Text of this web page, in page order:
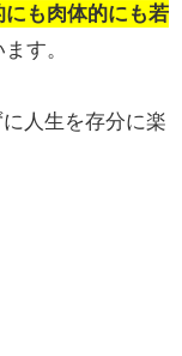
も肉体的にも若
す。
人生を存分に楽